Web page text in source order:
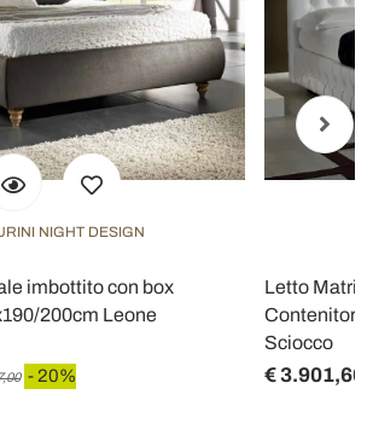
NIGHT DESIGN
imbottito con box
200cm Leone
- 20%
Letto
Contenitore
Sciocco
€ 3.901,60